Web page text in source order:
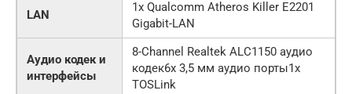
LAN
1x Qualcomm Atheros Killer E2201
Gigabit-LAN
Аудио кодек и
интерфейсы
8-Channel Realtek ALC1150 аудио
кодек6x 3,5 мм аудио порты1x
TOSLink